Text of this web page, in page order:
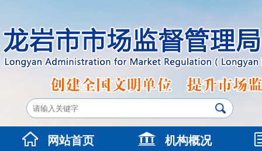
网站首页 机构概况